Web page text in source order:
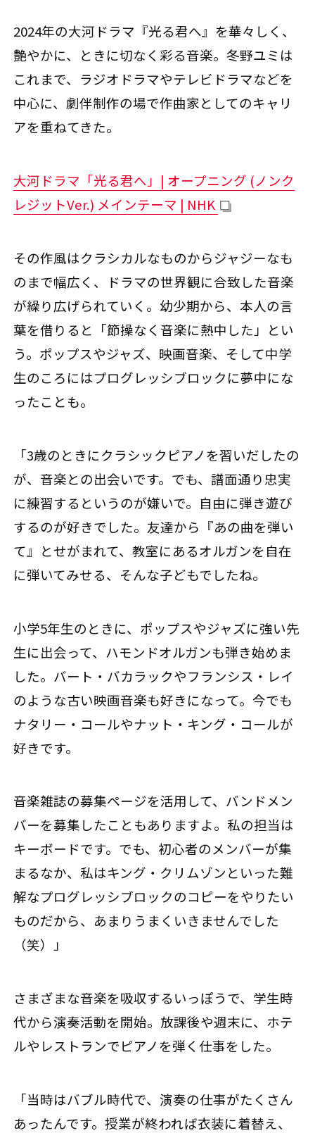
2024年の大河ドラマ『光る君へ』を華々しく、
艶やかに、ときに切なく彩る音楽。冬野ユミは
これまで、ラジオドラマやテレビドラマなどを
中心に、劇伴制作の場で作曲家としてのキャリ
アを重ねてきた。
大河ドラマ「光る君へ」| オープニング (ノンク
レジットVer.) メインテーマ | NHK
その作風はクラシカルなものからジャジーなも
のまで幅広く、ドラマの世界観に合致した音楽
が繰り広げられていく。幼少期から、本人の言
葉を借りると「節操なく音楽に熱中した」とい
う。ポップスやジャズ、映画音楽、そして中学
生のころにはプログレッシブロックに夢中にな
ったことも。
「3歳のときにクラシックピアノを習いだしたの
が、音楽との出会いです。でも、譜面通り忠実
に練習するというのが嫌いで。自由に弾き遊び
するのが好きでした。友達から『あの曲を弾い
て』とせがまれて、教室にあるオルガンを自在
に弾いてみせる、そんな子どもでしたね。
小学5年生のときに、ポップスやジャズに強い先
生に出会って、ハモンドオルガンも弾き始めま
した。バート・バカラックやフランシス・レイ
のような古い映画音楽も好きになって。今でも
ナタリー・コールやナット・キング・コールが
好きです。
音楽雑誌の募集ページを活用して、バンドメン
バーを募集したこともありますよ。私の担当は
キーボードです。でも、初心者のメンバーが集
まるなか、私はキング・クリムゾンといった難
解なプログレッシブロックのコピーをやりたい
ものだから、あまりうまくいきませんでした
（笑）」
さまざまな音楽を吸収するいっぽうで、学生時
代から演奏活動を開始。放課後や週末に、ホテ
ルやレストランでピアノを弾く仕事をした。
「当時はバブル時代で、演奏の仕事がたくさん
あったんです。授業が終われば衣装に着替え、